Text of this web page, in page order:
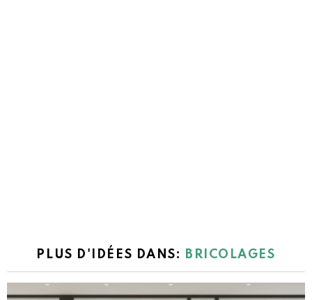
PLUS D'IDÉES DANS: BRICOLAGES